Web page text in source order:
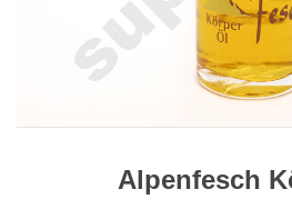
Alpenfesch